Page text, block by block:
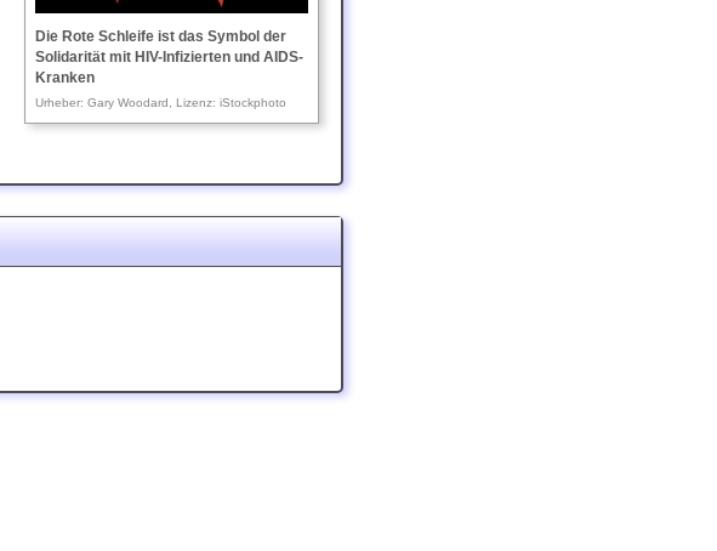
Die Rote Schleife ist das Symbol der
Solidarität mit HIV-Infizierten und AIDS-
Kranken
Urheber: Gary Woodard, Lizenz: iStockphoto